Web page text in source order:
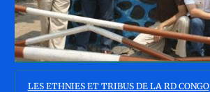
LES ETHNIES ET TRIBUS DE LA RD CONGO